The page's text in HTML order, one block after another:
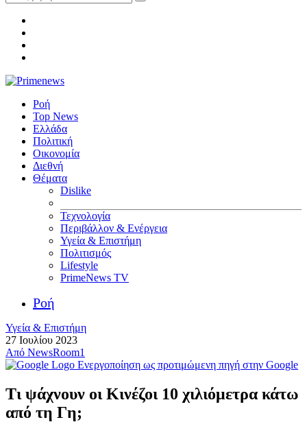
Ροή
Top News
Ελλάδα
Πολιτική
Οικονομία
Διεθνή
Θέματα
Dislike
Τεχνολογία
Περιβάλλον & Ενέργεια
Υγεία & Επιστήμη
Πολιτισμός
Lifestyle
PrimeNews TV
Ροή
Υγεία & Επιστήμη
27 Ιουλίου 2023
Από NewsRoom1
Ενεργοποίηση ως προτιμώμενη πηγή στην Google
Τι ψάχνουν οι Κινέζοι 10 χιλιόμετρα κάτω
από τη Γη;